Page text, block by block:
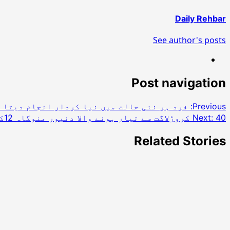
Daily Rehbar
See author's posts
Post navigation
Previous:
فرد ہر نئی حالت میں نیا کردار انجام دیتا
Next: 40 کروڑلاگت سے تیار ہونے والا دنیور منوگاہ 12کلومیٹر روڈ کی افتتاح کر دیا گیا
Related Stories